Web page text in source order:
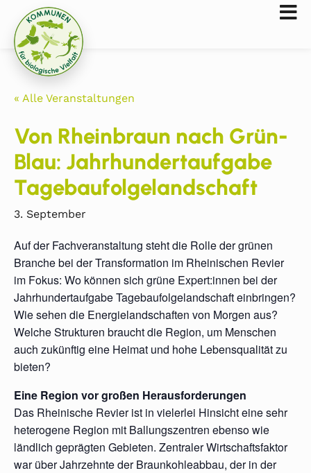
« Alle Veranstaltungen
Von Rheinbraun nach Grün-
Blau: Jahrhundertaufgabe
Tagebaufolgelandschaft
3. September
Auf der Fachveranstaltung steht die Rolle der grünen
Branche bei der Transformation im Rheinischen Revier
im Fokus: Wo können sich grüne Expert:innen bei der
Jahrhundertaufgabe Tagebaufolgelandschaft einbringen?
Wie sehen die Energielandschaften von Morgen aus?
Welche Strukturen braucht die Region, um Menschen
auch zukünftig eine Heimat und hohe Lebensqualität zu
bieten?
Eine Region vor großen Herausforderungen
Das Rheinische Revier ist in vielerlei Hinsicht eine sehr
heterogene Region mit Ballungszentren ebenso wie
ländlich geprägten Gebieten. Zentraler Wirtschaftsfaktor
war über Jahrzehnte der Braunkohleabbau, der in der